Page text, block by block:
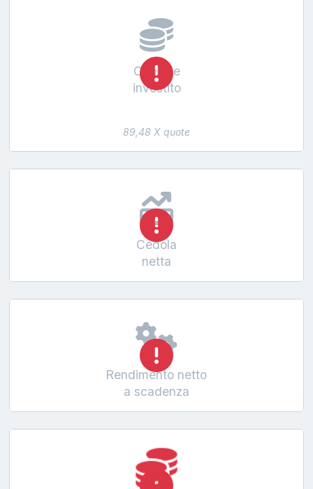
Capitale
investito
89,48 X quote
Cedola
netta
Rendimento netto
a scadenza